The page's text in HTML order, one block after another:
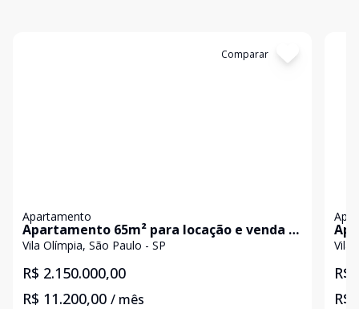
Comparar
Apartamento
Apartamento 65m² para locação e venda -
Vila olimpia
Vila Olímpia, São Paulo - SP
R$ 2.150.000,00
R$ 11.200,00 / mês
Vila
R$
R$